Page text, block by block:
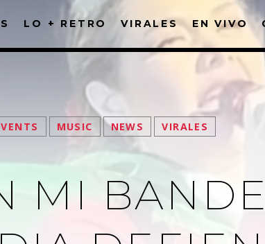
LO + RETRO VIRALES EN VIVO
MUSIC NEWS VIRALES
MI